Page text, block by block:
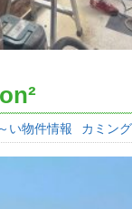
い物件情報 カミン